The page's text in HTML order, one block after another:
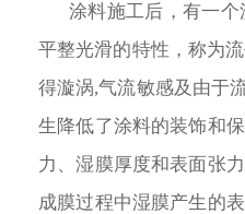
涂料施工后，有一个
平整光滑的特性，称为
得漩涡,气流敏感及由于
生降低了涂料的装饰和
力、湿膜厚度和表面张
成膜过程中湿膜产生的